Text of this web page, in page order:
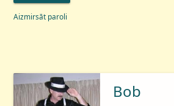
Aizmirsāt paroli
Bob